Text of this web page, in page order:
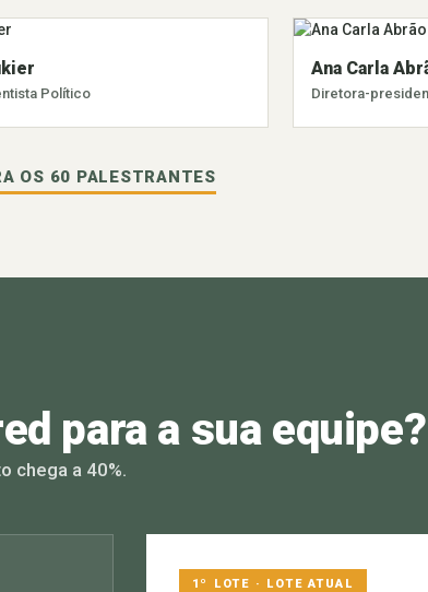
Político
Ana Carla
Diretora-
OS 60 PALESTRANTES
para a sua equipe?
chega a 40%.
1º LOTE · LOTE ATUAL